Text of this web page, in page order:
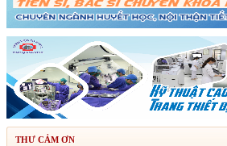
THƯ CẢM ƠN